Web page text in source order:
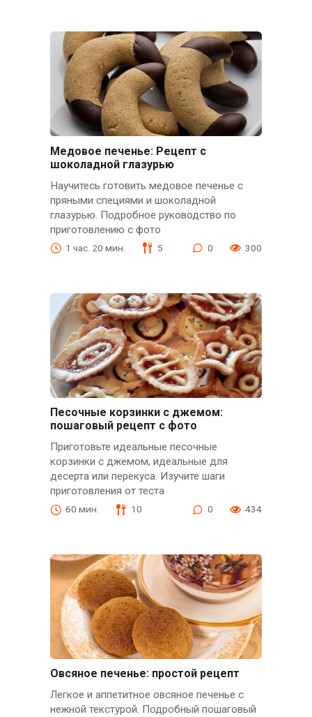
Медовое печенье: Рецепт с
шоколадной глазурью
Научитесь готовить медовое печенье с
пряными специями и шоколадной
глазурью. Подробное руководство по
приготовлению с фото
1 час. 20 мин. 5 0 300
Песочные корзинки с джемом:
пошаговый рецепт с фото
Приготовьте идеальные песочные
корзинки с джемом, идеальные для
десерта или перекуса. Изучите шаги
приготовления от теста
60 мин. 10 0 434
Овсяное печенье: простой рецепт
Легкое и аппетитное овсяное печенье с
нежной текстурой. Подробный пошаговый